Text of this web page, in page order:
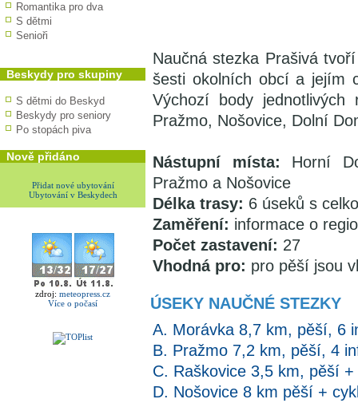
Romantika pro dva
S dětmi
Senioři
Beskydy pro skupiny
S dětmi do Beskyd
Beskydy pro seniory
Po stopách piva
Nově přidáno
Přidat nové ubytování
Ubytování v Beskydech
zdroj: meteopress.cz
Více o počasí
Naučná stezka Prašivá
šesti okolních obcí a jejím
Výchozí body
Pražmo, Nošovice, Dolní
Nástupní místa: Horní
Pražmo a Nošovice
Délka trasy: 6 úseků s
Zaměření: informace o
Počet zastavení: 27
Vhodná pro: pro pěší jsou
ÚSEKY NAUČNÉ STEZKY
A. Morávka 8,7 km, pěší, 6
B. Pražmo 7,2 km, pěší, 4
C. Raškovice 3,5 km, pěší
D. Nošovice 8 km pěší +